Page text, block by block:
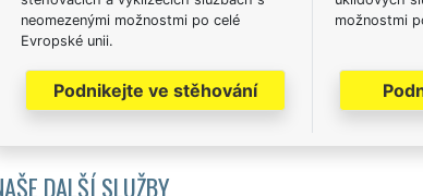
neomezenými možnostmi po celé
Evropské unii.
Podnikejte ve stěhování
možnostmi
DALŠÍ SLUŽBY